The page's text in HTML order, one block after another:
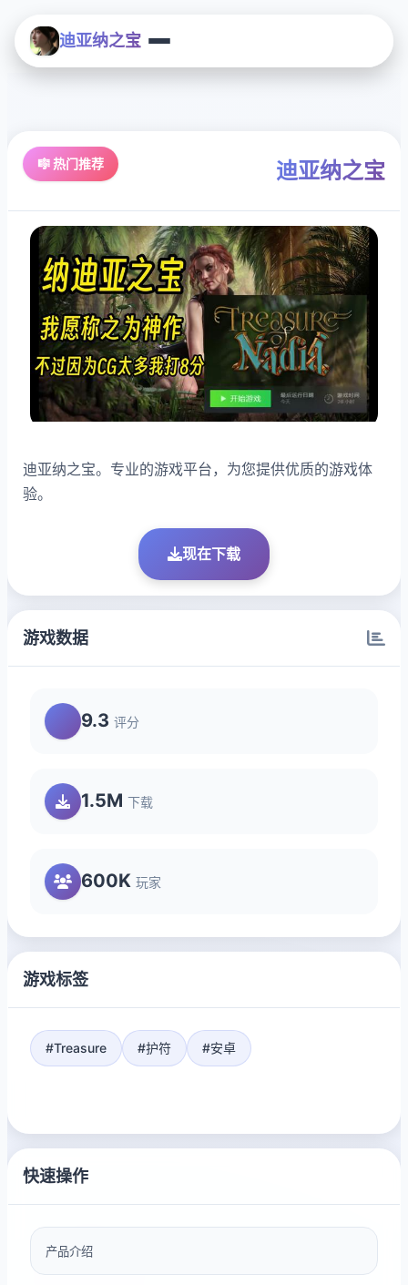
迪亚纳之宝
🎼 热门推荐 迪亚纳之宝
迪亚纳之宝。专业的游戏平台，为您提供优质的游戏体
验。
现在下载
游戏数据
9.3 评分
1.5M 下载
600K 玩家
游戏标签
#Treasure #护符 #安卓
快速操作
产品介绍